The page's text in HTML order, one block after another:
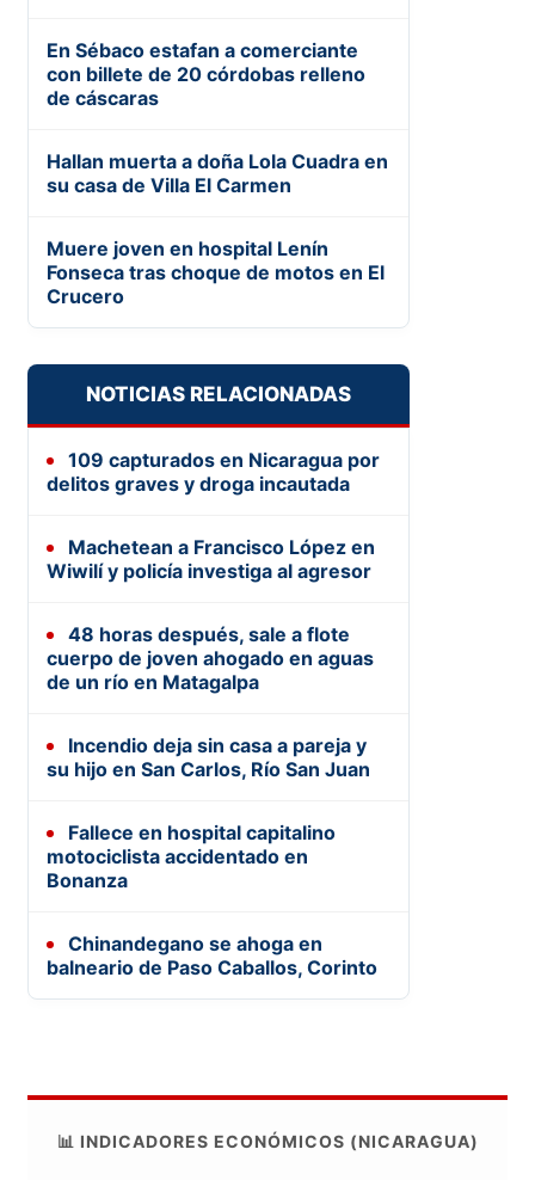
En Sébaco estafan a comerciante
con billete de 20 córdobas relleno
de cáscaras
Hallan muerta a doña Lola Cuadra en
su casa de Villa El Carmen
Muere joven en hospital Lenín
Fonseca tras choque de motos en El
Crucero
NOTICIAS RELACIONADAS
109 capturados en Nicaragua por
delitos graves y droga incautada
Machetean a Francisco López en
Wiwilí y policía investiga al agresor
48 horas después, sale a flote
cuerpo de joven ahogado en aguas
de un río en Matagalpa
Incendio deja sin casa a pareja y
su hijo en San Carlos, Río San Juan
Fallece en hospital capitalino
motociclista accidentado en
Bonanza
Chinandegano se ahoga en
balneario de Paso Caballos, Corinto
📊 INDICADORES ECONÓMICOS (NICARAGUA)